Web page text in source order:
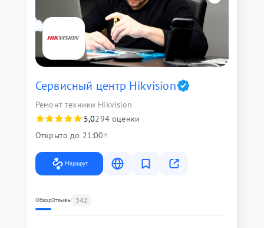
Сервисный центр Hikvision
Ремонт техники Hikvision
5,0294 оценки
Открыто до 21:00
Маршрут
ОбзорОтзывы 342